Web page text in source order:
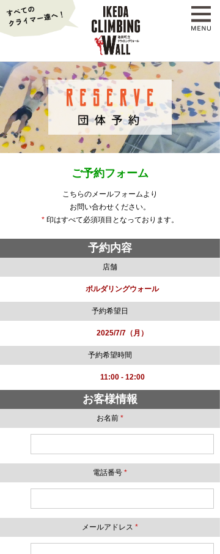
ご予約フォーム
こちらのメールフォームより
お問い合わせください。
* 印はすべて必須項目となっております。
予約内容
店舗
ボルダリングウォール
予約希望日
2025/7/7（月）
予約希望時間
11:00 - 12:00
お客様情報
お名前 *
電話番号 *
メールアドレス *